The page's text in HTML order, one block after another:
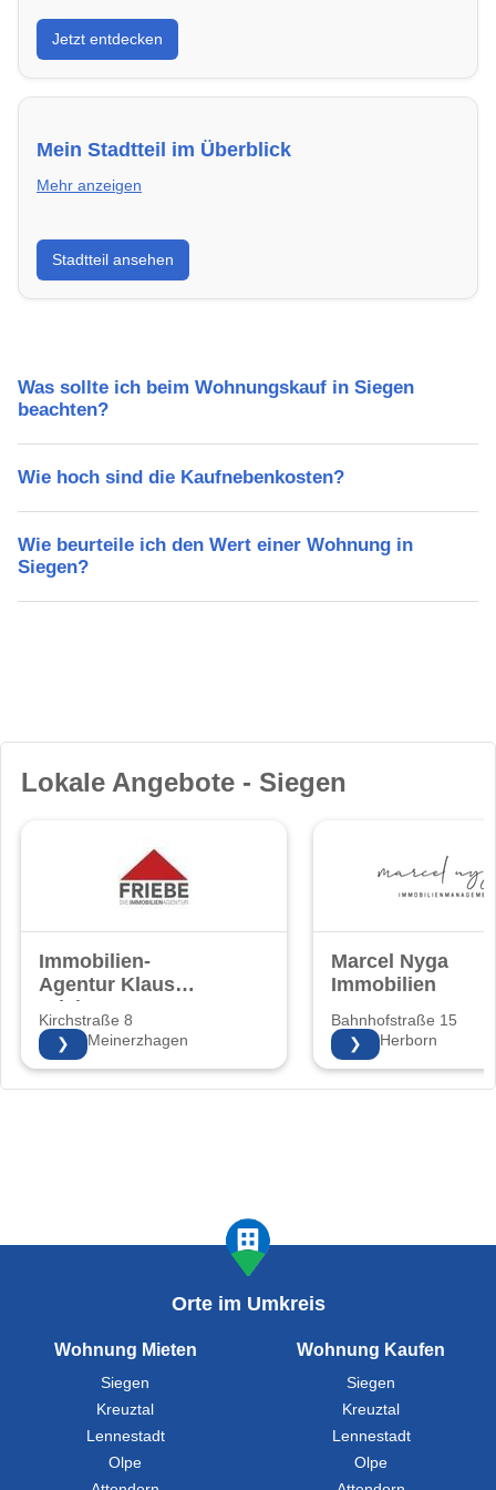
Entdecke Neubauprojekte in Siegen – modern,
energieeffizient und sofort bezugsfertig.
Jetzt entdecken
Mein Stadtteil im Überblick
Mehr anzeigen
Erfahre mehr über deinen Stadtteil in Siegen:
Lebensqualität, Verkehrsanbindung, Schulen,
Freizeitmöglichkeiten und Mietpreise.
Stadtteil ansehen
Was sollte ich beim Wohnungskauf in Siegen
beachten?
Wie hoch sind die Kaufnebenkosten?
Wie beurteile ich den Wert einer Wohnung in
Siegen?
Lokale Angebote - Siegen
Immobilien-
Agentur Klaus
Friebe
Kirchstraße 8
58540 Meinerzhagen
❯
Marcel Nyga
Immobilien
Bahnhofstraße 15
35745 Herborn
❯
Orte im Umkreis
Wohnung Mieten
Siegen
Kreuztal
Lennestadt
Olpe
Wohnung Kaufen
Siegen
Kreuztal
Lennestadt
Olpe